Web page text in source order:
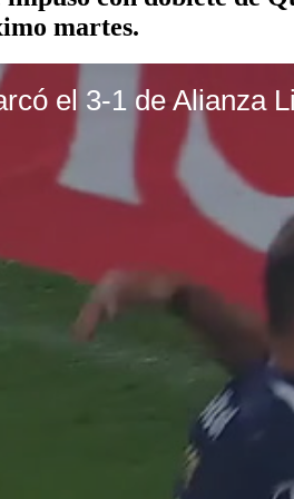
martes.
el 3-1 de Alianza